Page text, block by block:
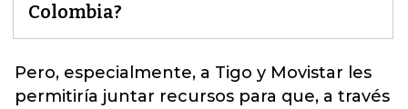
Colombia?
Pero, especialmente, a Tigo y Movistar les
permitiría juntar recursos para que, a través